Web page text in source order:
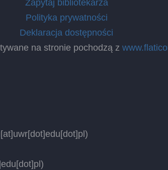
Zapytaj bibliotekarza
Polityka prywatności
Deklaracja dostępności
na stronie pochodzą z